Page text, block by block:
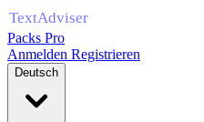
Packs Pro
Anmelden Registrieren
Deutsch